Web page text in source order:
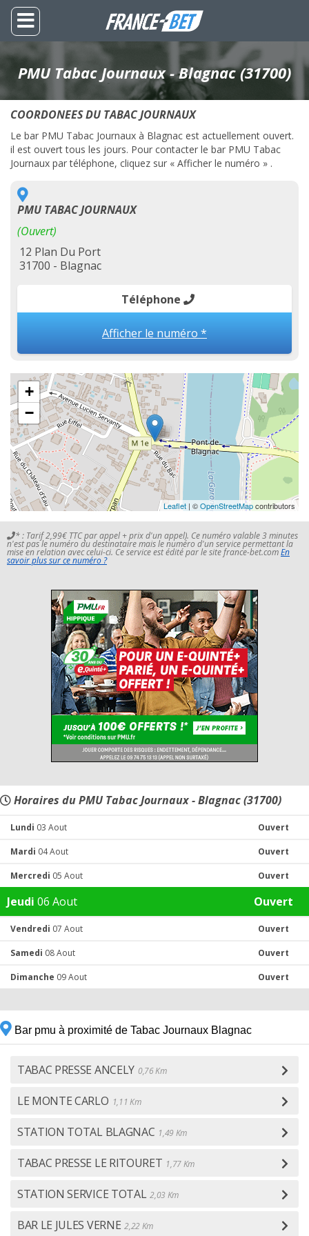
PMU Tabac Journaux - Blagnac (31700)
COORDONEES DU TABAC JOURNAUX
Le bar PMU Tabac Journaux à Blagnac est actuellement ouvert.
il est ouvert tous les jours. Pour contacter le bar PMU Tabac
Journaux par téléphone, cliquez sur « Afficher le numéro » .
PMU TABAC JOURNAUX
(Ouvert)
12 Plan Du Port
31700 - Blagnac
Téléphone
Afficher le numéro *
+
−
Leaflet | ©OpenStreetMapcontributors
* : Tarif 2,99€ TTC par appel + prix d'un appel). Ce numéro valable 3 minutes
n'est pas le numéro du destinataire mais le numéro d'un service permettant la
mise en relation avec celui-ci. Ce service est édité par le site france-bet.comEn
savoir plus sur ce numéro ?
Horaires du PMU Tabac Journaux - Blagnac (31700)
Lundi 03 Aout Ouvert
Mardi 04 Aout Ouvert
Mercredi 05 Aout Ouvert
Jeudi 06 Aout Ouvert
Vendredi 07 Aout Ouvert
Samedi 08 Aout Ouvert
Dimanche 09 Aout Ouvert
Bar pmu à proximité de Tabac Journaux Blagnac
TABAC PRESSE ANCELY 0,76 Km
LE MONTE CARLO 1,11 Km
STATION TOTAL BLAGNAC 1,49 Km
TABAC PRESSE LE RITOURET 1,77 Km
STATION SERVICE TOTAL 2,03 Km
BAR LE JULES VERNE 2,22 Km